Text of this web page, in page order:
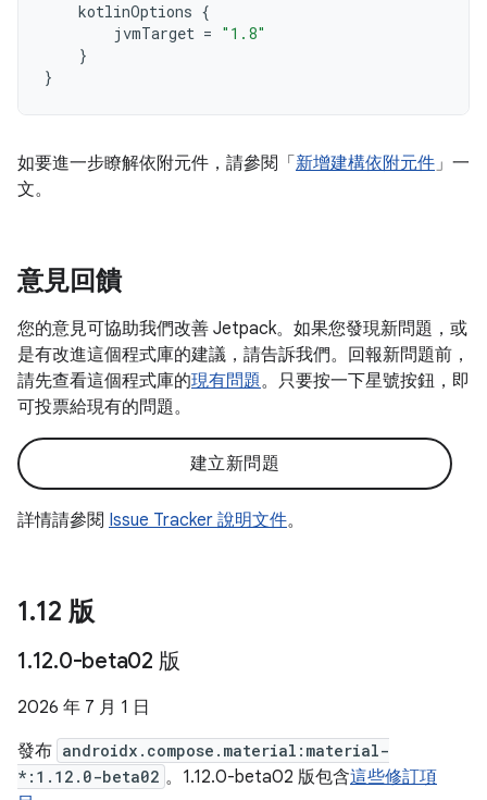
kotlinOptions {
jvmTarget = "1.8"
}
}
如要進一步瞭解依附元件，請參閱「 新增建構依附元件」一
文。
意見回饋
您的意見可協助我們改善 Jetpack。如果您發現新問題，或
是有改進這個程式庫的建議，請告訴我們。回報新問題前，
請先查看這個程式庫的現有問題。只要按一下星號按鈕，即
可投票給現有的問題。
建立新問題
詳情請參閱 Issue Tracker 說明文件。
1.12 版
1.12.0-beta02 版
2026 年 7 月 1 日
發布 androidx.compose.material:material-
*:1.12.0-beta02 。1.12.0-beta02 版包含這些修訂項